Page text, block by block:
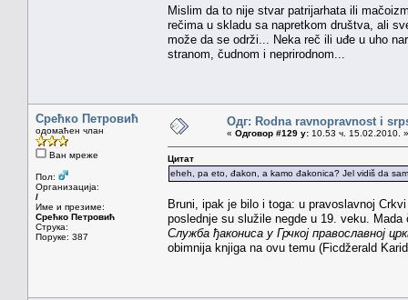
Mislim da to nije stvar patrijarhata ili
rečima u skladu sa napretkom društva, ali
može da se održi... Neka reč ili uđe u uho
stranom, čudnom i neprirodnom...
Срећко Петровић
одомаћен члан
Ван мреже
Пол:
Организација:
/
Име и презиме:
Срећко Петровић
Струка:
Поруке: 387
Одг: Rodna ravnopravnost i
« Одговор #129 у: 10.53 ч. 15.02.2010. »
Цитат
eheh, pa eto, đakon, a kamo đakonica? Jel vidiš da
Bruni, ipak je bilo i toga: u pravoslavnoj
poslednje su služile negde u 19. veku.
Служба ђакониса у Грчкој православној
obimnija knjiga na ovu temu (Ficdžerald